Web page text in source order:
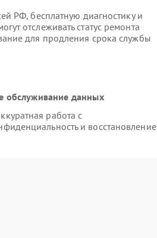
РФ, бесплатную диагностику и
отслеживать статус ремонта
для продления срока службы
обслуживание данных
работа с
и восстановление